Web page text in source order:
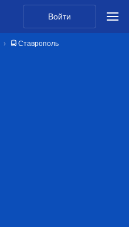
Войти
🚍 Ставрополь